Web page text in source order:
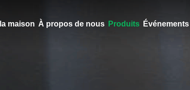
maison À propos de nous Produits Événements